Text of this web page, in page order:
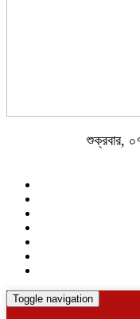
শুক্রবার,
Toggle navigation